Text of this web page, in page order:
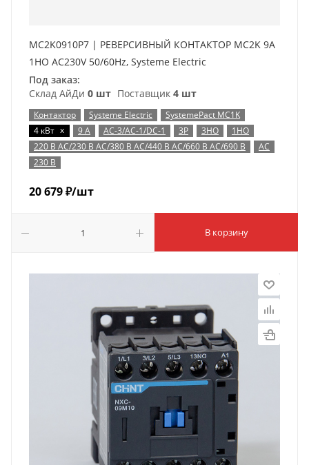
MC2K0910P7 | РЕВЕРСИВНЫЙ КОНТАКТОР MC2K 9A
1НО AC230V 50/60Hz, Systeme Electric
Под заказ:
Склад АйДи 0 шт Поставщик 4 шт
Контактор Systeme Electric
SystemePact MC1K
4 кВт x 9 А AC-3/AC-1/DC-1 3P 3НО
1НО
220 В AC/230 В AC/380 В AC/440 В AC/660 В AC/690 В
AC
230 В
20 679₽/шт
В корзину